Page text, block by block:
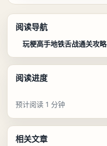
阅读导航
玩梗高手地铁舌战通关攻略
阅读进度
预计阅读 1 分钟
相关文章